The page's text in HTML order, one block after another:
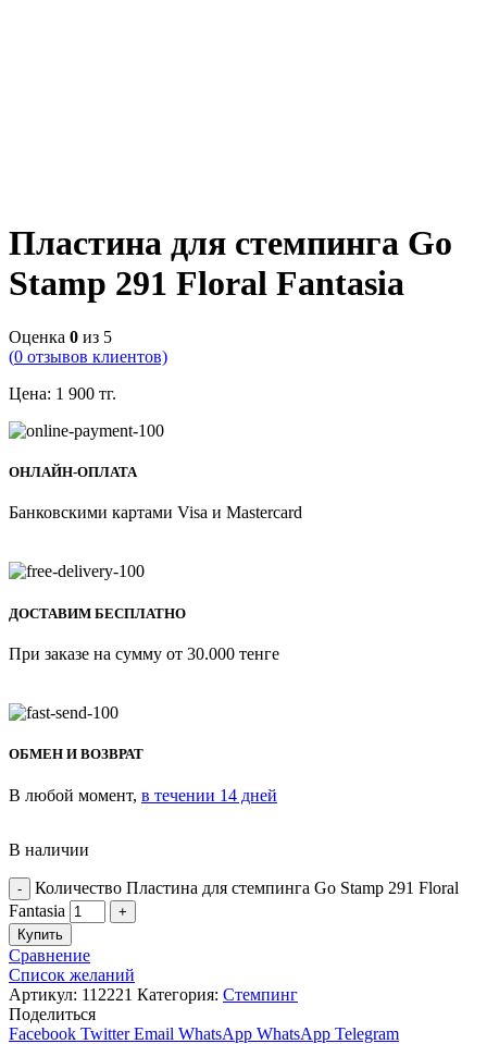
Пластина для стемпинга Go
Stamp 291 Floral Fantasia
Оценка 0 из 5
(0 отзывов клиентов)
Цена: 1 900 тг.
ОНЛАЙН-ОПЛАТА
Банковскими картами Visa и Mastercard
ДОСТАВИМ БЕСПЛАТНО
При заказе на сумму от 30.000 тенге
ОБМЕН И ВОЗВРАТ
В любой момент, в течении 14 дней
В наличии
Количество Пластина для стемпинга Go Stamp 291 Floral
Fantasia
Купить
Сравнение
Список желаний
Артикул: 112221 Категория: Стемпинг
Поделиться
Facebook Twitter Email WhatsApp WhatsApp Telegram